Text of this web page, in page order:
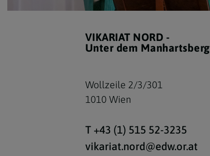
VIKARIAT NORD -
Unter dem Manhartsberg
Wollzeile 2/3/301
1010 Wien
T +43 (1) 515 52-3235
vikariat.nord@edw.or.at